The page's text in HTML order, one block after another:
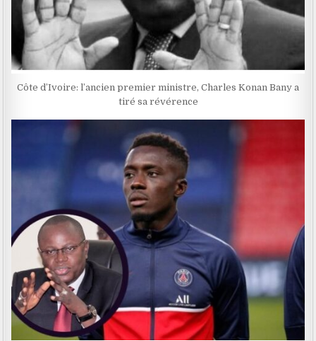
Côte d’Ivoire: l’ancien premier ministre, Charles Konan Bany a
tiré sa révérence